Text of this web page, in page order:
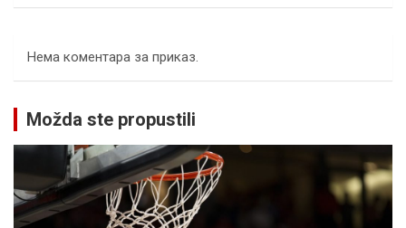
Нема коментара за приказ.
Možda ste propustili